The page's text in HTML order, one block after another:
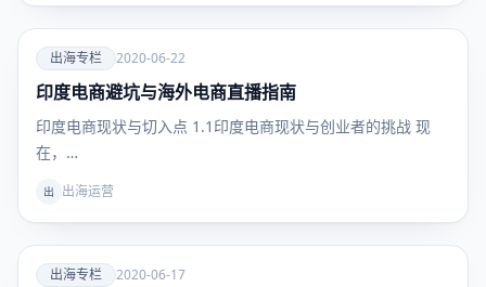
爱
出海专
栏
出海专栏 2020-06-22
印度电商避坑与海外电商直播指南
印度电商现状与切入点 1.1印度电商现状与创业者的挑战 现
在，…
出 出海运营
爱
出海专栏 2020-06-17